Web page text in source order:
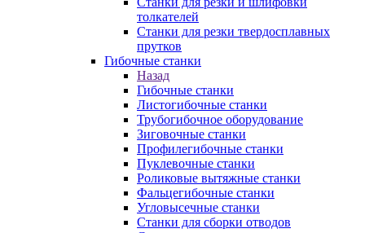
толкателей
Станки для резки твердосплавных
прутков
Гибочные станки
Назад
Гибочные станки
Листогибочные станки
Трубогибочное оборудование
Зиговочные станки
Профилегибочные станки
Пуклевочные станки
Роликовые вытяжные станки
Фальцегибочные станки
Угловысечные станки
Станки для сборки отводов